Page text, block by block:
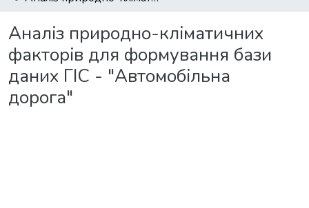
Аналiз природно-клiматичних
факторiв для формування бази
даних ГIС - "Автомобiльна
дорога"